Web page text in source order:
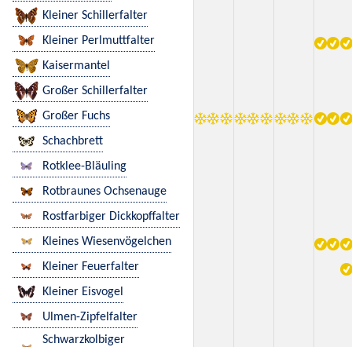
Kleiner Schillerfalter
Kleiner Perlmuttfalter
Kaisermantel
Großer Schillerfalter
Großer Fuchs
Schachbrett
Rotklee-Bläuling
Rotbraunes Ochsenauge
Rostfarbiger Dickkopffalter
Kleines Wiesenvögelchen
Kleiner Feuerfalter
Kleiner Eisvogel
Ulmen-Zipfelfalter
Schwarzkolbiger